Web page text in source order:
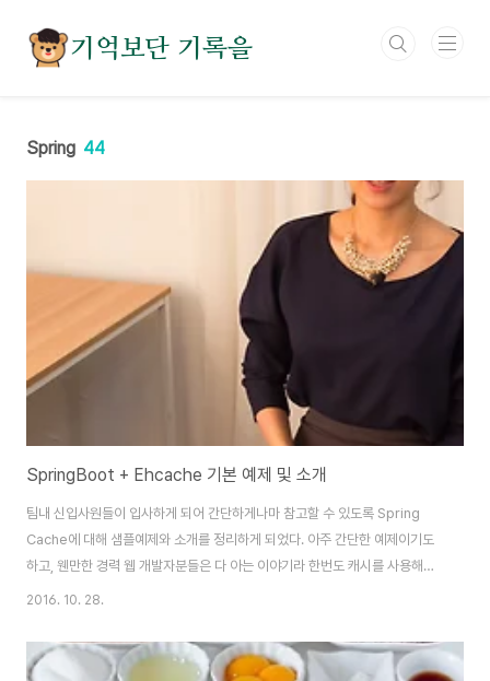
기억보단 기록을
Spring 44
SpringBoot + Ehcache 기본 예제 및 소개
팀내 신입사원들이 입사하게 되어 간단하게나마 참고할 수 있도록 Spring
Cache에 대해 샘플예제와 소개를 정리하게 되었다. 아주 간단한 예제이기도
하고, 웬만한 경력 웹 개발자분들은 다 아는 이야기라 한번도 캐시를 사용해보
지 않은 분들에게 도움이 될것 같다. 여기서 사용할 CacheManager는
Memcached를 선택하지 않은 이유는 Cache 본연의 기능에 초점을 맞추기
가 힘들어 여러가지 한눈팔기 쉬울것 같아서였다. (물론 우리회사 시스템은
2016. 10. 28.